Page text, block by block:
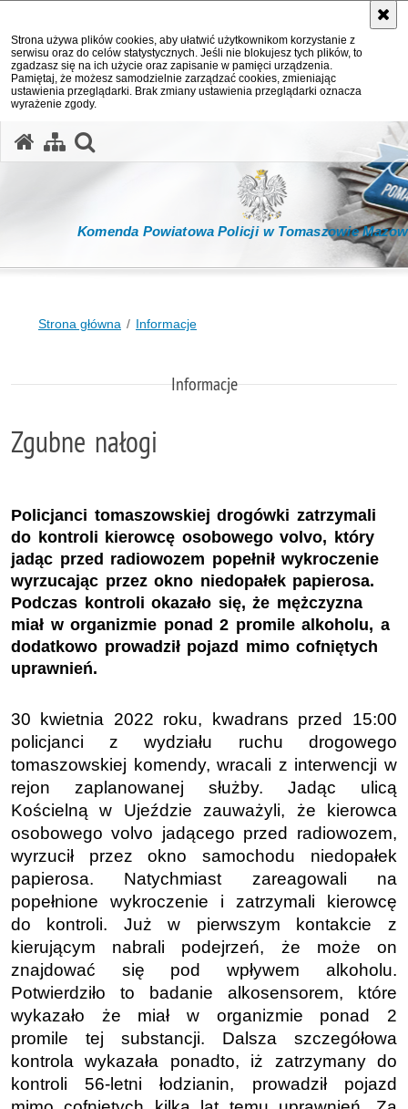
Strona używa plików cookies, aby ułatwić użytkownikom korzystanie z
serwisu oraz do celów statystycznych. Jeśli nie blokujesz tych plików, to
zgadzasz się na ich użycie oraz zapisanie w pamięci urządzenia.
Pamiętaj, że możesz samodzielnie zarządzać cookies, zmieniając
ustawienia przeglądarki. Brak zmiany ustawienia przeglądarki oznacza
wyrażenie zgody.
Komenda Powiatowa Policji w Tomaszowie
Strona główna Informacje
Informacje
Zgubne nałogi
Policjanci tomaszowskiej drogówki zatrzymali
do kontroli kierowcę osobowego volvo, który
jadąc przed radiowozem popełnił wykroczenie
wyrzucając przez okno niedopałek papierosa.
Podczas kontroli okazało się, że mężczyzna
miał w organizmie ponad 2 promile alkoholu, a
dodatkowo prowadził pojazd mimo cofniętych
uprawnień.
30 kwietnia 2022 roku, kwadrans przed 15:00
policjanci z wydziału ruchu drogowego
tomaszowskiej komendy, wracali z interwencji w
rejon zaplanowanej służby. Jadąc ulicą
Kościelną w Ujeździe zauważyli, że kierowca
osobowego volvo jadącego przed radiowozem,
wyrzucił przez okno samochodu niedopałek
papierosa. Natychmiast zareagowali na
popełnione wykroczenie i zatrzymali kierowcę
do kontroli. Już w pierwszym kontakcie z
kierującym nabrali podejrzeń, że może on
znajdować się pod wpływem alkoholu.
Potwierdziło to badanie alkosensorem, które
wykazało że miał w organizmie ponad 2
promile tej substancji. Dalsza szczegółowa
kontrola wykazała ponadto, iż zatrzymany do
kontroli 56-letni łodzianin, prowadził pojazd